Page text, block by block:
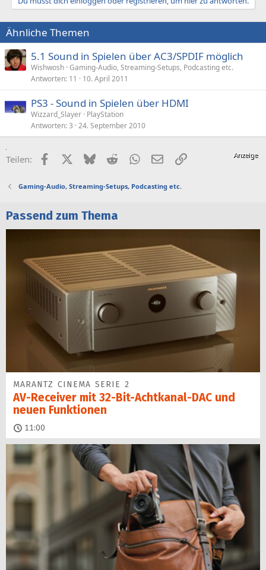
Ähnliche Themen
5.1 Sound in Spielen über AC3/SPDIF möglich
Wishwosh Gaming-Audio, Streaming-Setups, Podcasting etc.
Antworten 11 10. April 2011
PS3 - Sound in Spielen über HDMI
Wizzard_Slayer PlayStation
Antworten 3 24. September 2010
Teilen: FacebookX (Twitter)
BlueskyRedditWhatsApp
E-MailLink
Gaming-Audio, Streaming-Setups, Podcasting etc.
Passend zum Thema
MARANTZ CINEMA SERIE 2
AV-Receiver mit 32-Bit-Acht­kanal-DAC und
neuen Funktionen
11:00